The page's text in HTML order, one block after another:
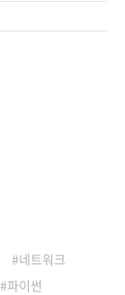
네트워크
파이썬